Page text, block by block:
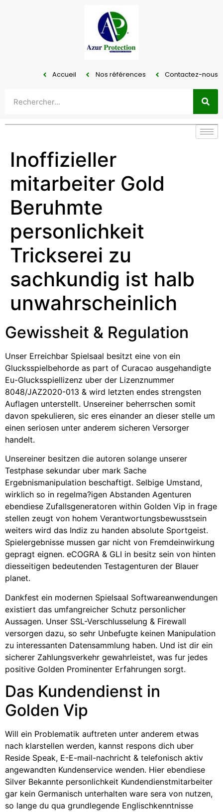
Accueil Nos références Contactez-nous
Inoffizieller
mitarbeiter Gold
Beruhmte
personlichkeit
Trickserei zu
sachkundig ist halb
unwahrscheinlich
Gewissheit & Regulation
Unser Erreichbar Spielsaal besitzt eine von ein
Glucksspielbehorde as part of Curacao ausgehandigte
Eu-Glucksspiellizenz uber der Lizenznummer
8048/JAZ2020-013 & wird letzten endes strengsten
Auflagen unterstellt. Unsereiner beherrschen somit
davon spekulieren, sic eres einander an dieser stelle um
einen seriosen unter anderem sicheren Versorger
handelt.
Unsereiner besitzen die autoren solange unserer
Testphase sekundar uber mark Sache
Ergebnismanipulation beschaftigt. Selbige Umstand,
wirklich so in regelma?igen Abstanden Agenturen
ebendiese Zufallsgeneratoren within Golden Vip in frage
stellen zeugt von hohem Verantwortungsbewusstsein
weiters wird das Indiz zu handen absolute Sportgeist.
Spielergebnisse mussen gar nicht von Fremdeinwirkung
gepragt eignen. eCOGRA & GLI in besitz sein von hinten
diesseitigen bedeutenden Testagenturen der Blauer
planet.
Dankfest ein modernen Spielsaal Softwareanwendungen
existiert das umfangreicher Schutz personlicher
Aussagen. Unser SSL-Verschlusselung & Firewall
versorgen dazu, so sehr Unbefugte keinen Manipulation
zu interessanten Datensammlung haben. Und ist dir ein
sicherer Zahlungsverkehr gewahrleistet, was fur jedes
positive Golden Prominenter Erfahrungen sorgt.
Das Kundendienst in
Golden Vip
Will ein Problematik auftreten unter anderem etwas
nach klarstellen werden, kannst respons dich uber
Reside Speak, E-E-mail-nachricht & telefonisch aktiv
angewandten Kundenservice wenden. Hier ebendiese
Silver Bekannte personlichkeit Kundendienstmitarbeiter
gar kein Germanisch unterhalten ware sera von nutzen,
so lange du qua grundlegende Englischkenntnisse